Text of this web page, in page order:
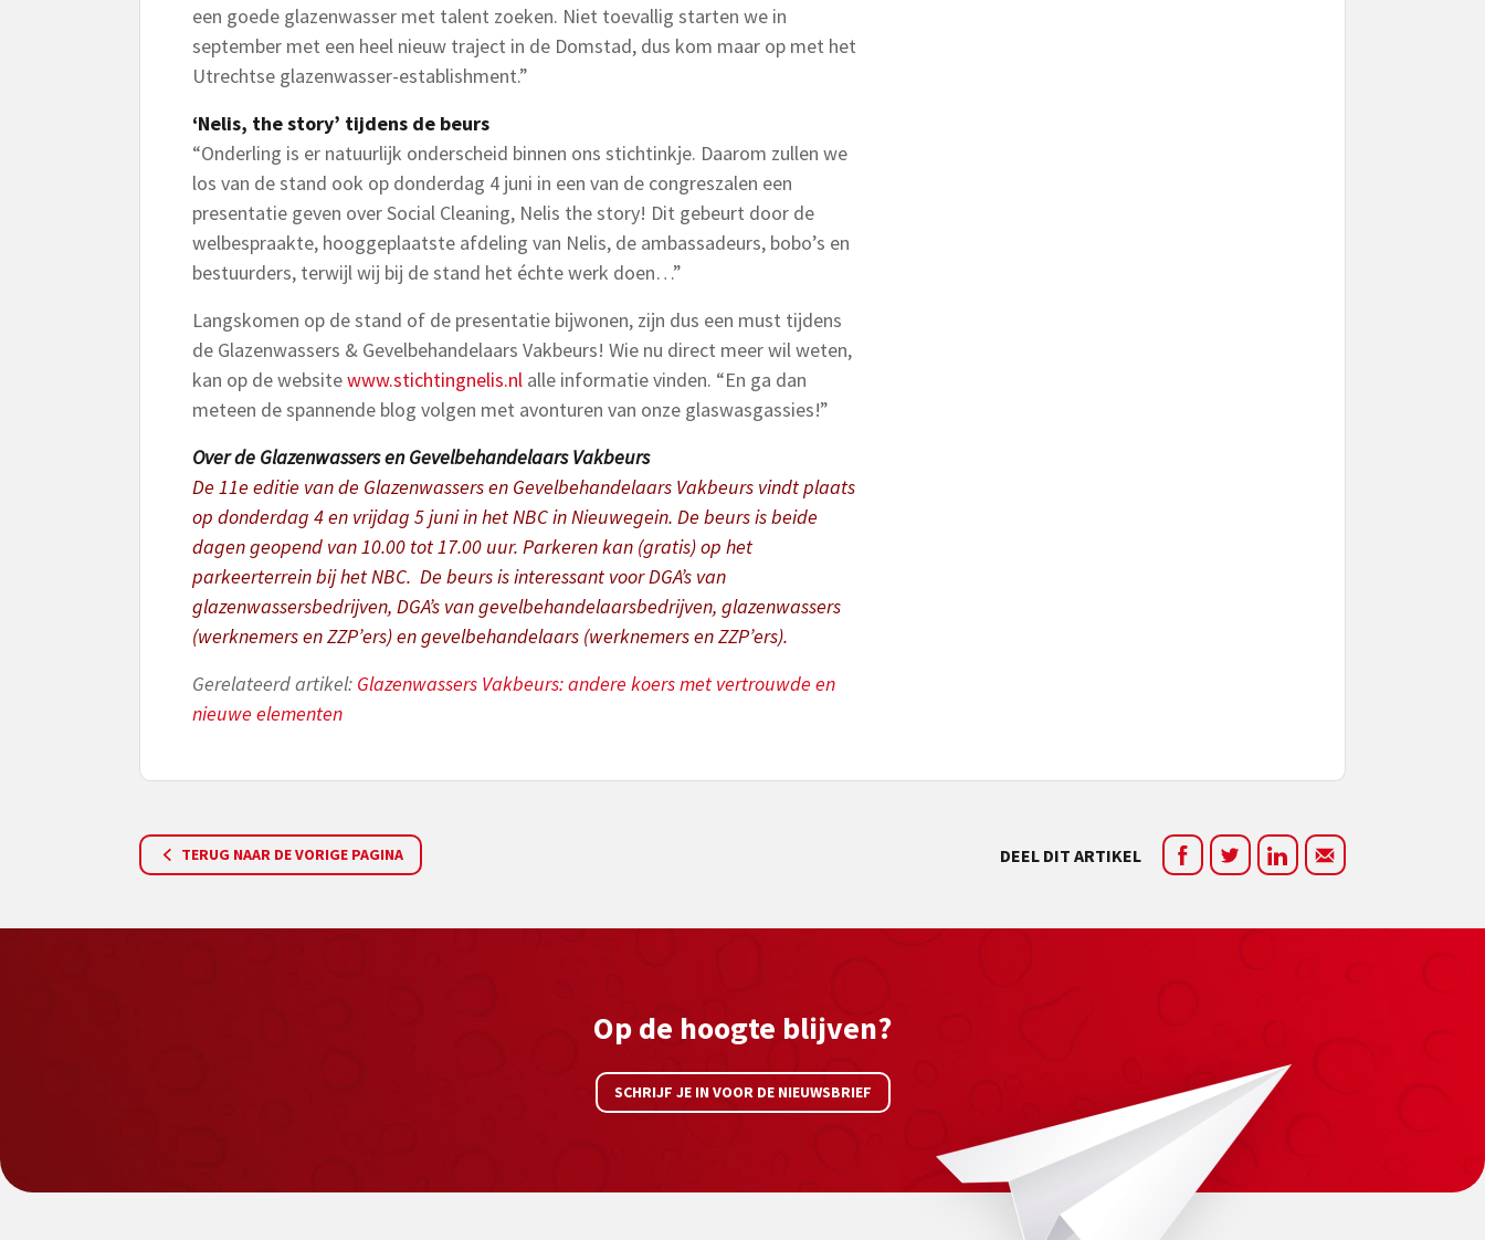
een goede glazenwasser met talent zoeken. Niet toevallig starten we in
september met een heel nieuw traject in de Domstad, dus kom maar op met het
Utrechtse glazenwasser-establishment.”
‘Nelis, the story’ tijdens de beurs
“Onderling is er natuurlijk onderscheid binnen ons stichtinkje. Daarom zullen we
los van de stand ook op donderdag 4 juni in een van de congreszalen een
presentatie geven over Social Cleaning, Nelis the story! Dit gebeurt door de
welbespraakte, hooggeplaatste afdeling van Nelis, de ambassadeurs, bobo’s en
bestuurders, terwijl wij bij de stand het échte werk doen…”
Langskomen op de stand of de presentatie bijwonen, zijn dus een must tijdens
de Glazenwassers & Gevelbehandelaars Vakbeurs! Wie nu direct meer wil weten,
kan op de websitewww.stichtingnelis.nl alle informatie vinden. “En ga dan
meteen de spannende blog volgen met avonturen van onze glaswasgassies!”
Over de Glazenwassers en Gevelbehandelaars Vakbeurs
De 11e editie van de Glazenwassers en Gevelbehandelaars Vakbeurs vindt plaats
op donderdag 4 en vrijdag 5 juni in het NBC in Nieuwegein. De beurs is beide
dagen geopend van 10.00 tot 17.00 uur. Parkeren kan (gratis) op het
parkeerterrein bij het NBC. De beurs is interessant voor DGA’s van
glazenwassersbedrijven, DGA’s van gevelbehandelaarsbedrijven, glazenwassers
(werknemers en ZZP’ers) en gevelbehandelaars (werknemers en ZZP’ers).
Gerelateerd artikel: Glazenwassers Vakbeurs: andere koers met vertrouwde en
nieuwe elementen
TERUG NAAR DE VORIGE PAGINA DEEL DIT ARTIKEL
Op de hoogte blijven?
SCHRIJF JE IN VOOR DE NIEUWSBRIEF